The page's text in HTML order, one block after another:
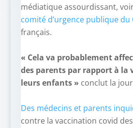
médiatique assourdissant,
comité d’urgence publique du
français.
« Cela va probablement
des parents par rapport à la
leurs enfants » conclut la
Des médecins et parents
contre la vaccination covid